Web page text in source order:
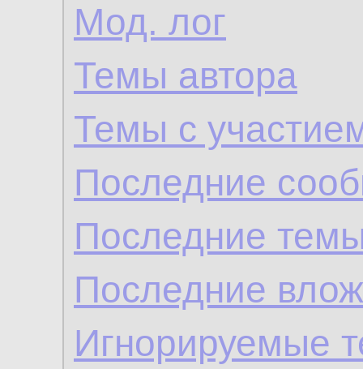
Мод. лог
Темы автора
Темы с
Последние
Последние
Последние
Игнорируемые